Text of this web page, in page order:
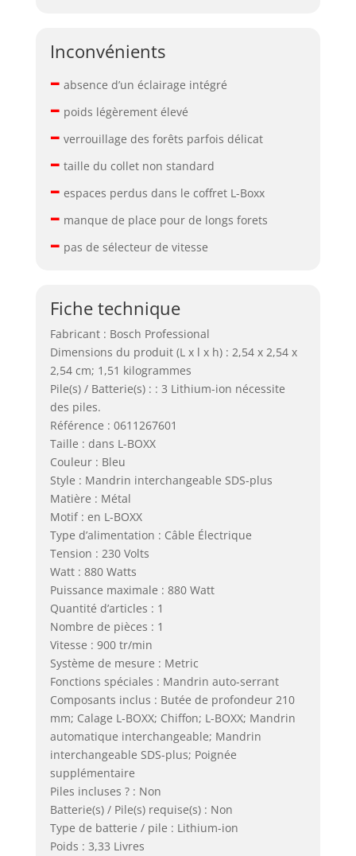
Inconvénients
– absence d’un éclairage intégré
– poids légèrement élevé
– verrouillage des forêts parfois délicat
– taille du collet non standard
– espaces perdus dans le coffret L-Boxx
– manque de place pour de longs forets
– pas de sélecteur de vitesse
Fiche technique
Fabricant : Bosch Professional
Dimensions du produit (L x l x h) : 2,54 x 2,54 x
2,54 cm; 1,51 kilogrammes
Pile(s) / Batterie(s) : : 3 Lithium-ion nécessite
des piles.
Référence : 0611267601
Taille : dans L-BOXX
Couleur : Bleu
Style : Mandrin interchangeable SDS-plus
Matière : Métal
Motif : en L-BOXX
Type d’alimentation : Câble Électrique
Tension : 230 Volts
Watt : 880 Watts
Puissance maximale : 880 Watt
Quantité d’articles : 1
Nombre de pièces : 1
Vitesse : 900 tr/min
Système de mesure : Metric
Fonctions spéciales : Mandrin auto-serrant
Composants inclus : Butée de profondeur 210
mm; Calage L-BOXX; Chiffon; L-BOXX; Mandrin
automatique interchangeable; Mandrin
interchangeable SDS-plus; Poignée
supplémentaire
Piles incluses ? : Non
Batterie(s) / Pile(s) requise(s) : Non
Type de batterie / pile : Lithium-ion
Poids : 3,33 Livres